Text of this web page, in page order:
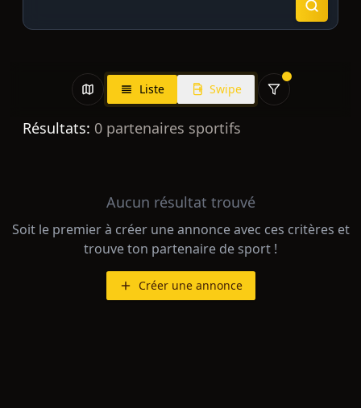
Liste Swipe
Résultats: 0 partenaires sportifs
Aucun résultat trouvé
Soit le premier à créer une annonce avec ces critères et
trouve ton partenaire de sport !
Créer une annonce